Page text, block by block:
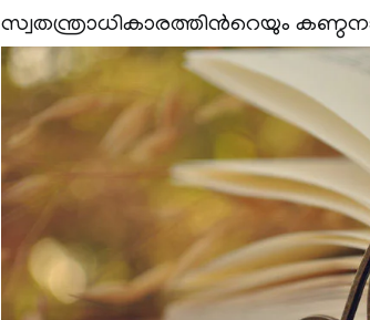
സ്വതന്ത്രാധികാരത്തിന്‍റെയും